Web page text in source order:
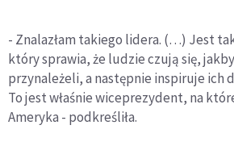
- Znalazłam takiego lidera. (…) Jest
który sprawia, że ludzie czują się,
przynależeli, a następnie inspiruje ich
To jest właśnie wiceprezydent, na
Ameryka - podkreśliła.